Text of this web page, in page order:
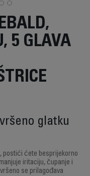
5 GLAVA
glatku
postići ćete besprijekorno
iritaciju, čupanje i
se prilagođava